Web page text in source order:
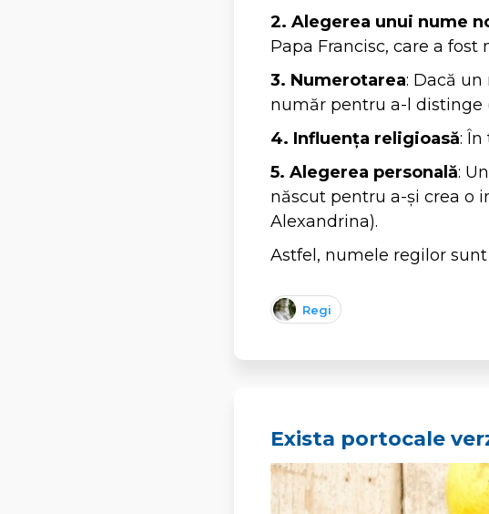
2. Alegerea unui nume
Papa Francisc, care a
3. Numerotarea: Dacă
număr pentru a-l distinge
4. Influența religioasă:
5. Alegerea personală:
născut pentru a-și crea o
Alexandrina).
Astfel, numele regilor
Regi
Exista portocale